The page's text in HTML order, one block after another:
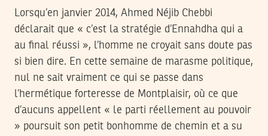
Lorsqu’en janvier 2014, Ahmed Néjib Chebbi
déclarait que « c’est la stratégie d’Ennahdha qui a
au final réussi », l’homme ne croyait sans doute pas
si bien dire. En cette semaine de marasme politique,
nul ne sait vraiment ce qui se passe dans
l’hermétique forteresse de Montplaisir, où ce que
d’aucuns appellent « le parti réellement au pouvoir
» poursuit son petit bonhomme de chemin et a su